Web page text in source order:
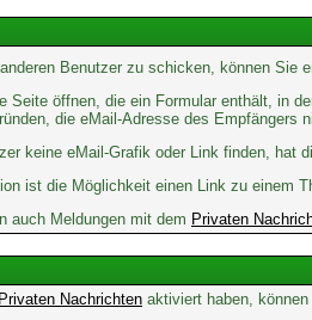
Benutzer zu schicken, können Sie
Seite öffnen, die ein Formular enthält, in
die eMail-Adresse des Empfängers
keine eMail-Grafik oder Link finden, hat
ist die Möglichkeit einen Link zu einem
auch Meldungen mit dem Privaten
Privaten Nachrichten aktiviert haben,